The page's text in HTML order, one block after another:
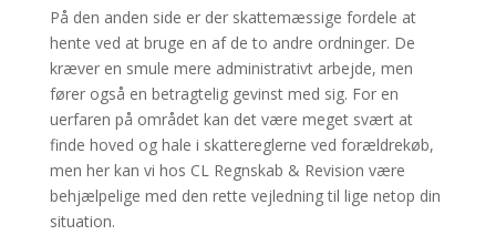
På den anden side er der skattemæssige fordele at
hente ved at bruge en af de to andre ordninger. De
kræver en smule mere administrativt arbejde, men
fører også en betragtelig gevinst med sig. For en
uerfaren på området kan det være meget svært at
finde hoved og hale i skattereglerne ved forældrekøb,
men her kan vi hos CL Regnskab & Revision være
behjælpelige med den rette vejledning til lige netop din
situation.